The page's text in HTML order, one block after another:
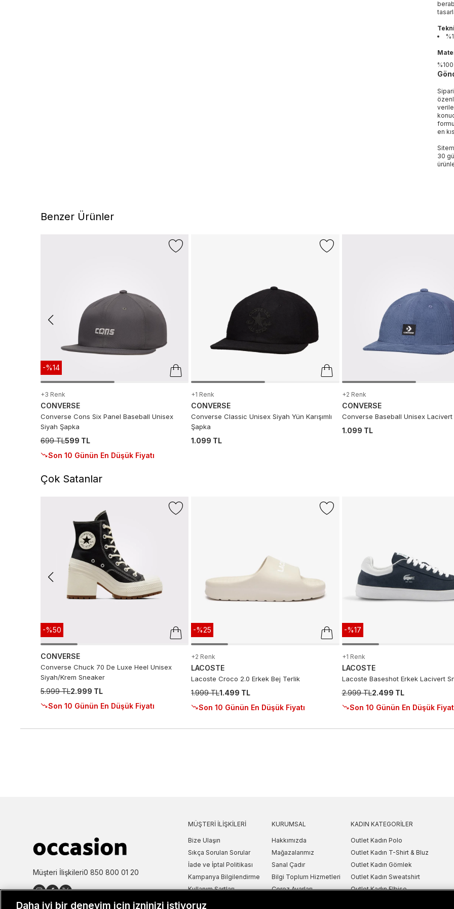
en
30
Benzer Ürünler
-%14
+3 Renk
CONVERSE
Converse Cons Six Panel Baseball Unisex
Siyah Şapka
699 TL599 TL
Son 10 Günün En Düşük Fiyatı
+1 Renk
CONVERSE
Converse Classic Unisex Siyah Yün Karışımlı
Şapka
1.099 TL
+2 Renk
CONVERSE
Converse Baseball Unisex Lacivert
1.099 TL
Çok Satanlar
-%50
CONVERSE
Converse Chuck 70 De Luxe Heel Unisex
Siyah/Krem Sneaker
5.999 TL2.999 TL
Son 10 Günün En Düşük Fiyatı
-%25
+2 Renk
LACOSTE
Lacoste Croco 2.0 Erkek Bej Terlik
1.999 TL1.499 TL
Son 10 Günün En Düşük Fiyatı
-%17
+1 Renk
LACOSTE
Lacoste Baseshot Erkek Lacivert
2.999 TL2.499 TL
Son 10 Günün En Düşük
Müşteri İlişkileri0 850 800 01 20
MÜŞTERI İLIŞKILERI
Bize Ulaşın
Sıkça Sorulan Sorular
İade ve İptal Politikası
Kampanya Bilgilendirme
Kullanım Şartları
KURUMSAL
Hakkımızda
Mağazalarımız
Sanal Çadır
Bilgi Toplum Hizmetleri
Çerez Ayarları
KADIN KATEGORILER
Outlet Kadın Polo
Outlet Kadın T-Shirt & Bluz
Outlet Kadın Gömlek
Outlet Kadın Sweatshirt
Outlet Kadın Elbise
Daha iyi bir deneyim için izninizi istiyoruz